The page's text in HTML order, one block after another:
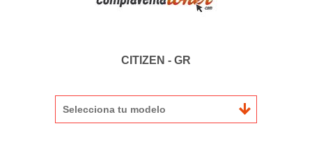
CITIZEN - GR
Selecciona tu modelo